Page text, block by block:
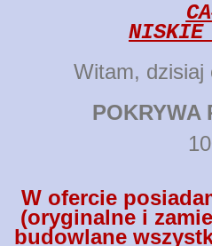
NISKIE
Witam, dzisiaj
POKRYWA
W ofercie
(oryginalne i
budowlane